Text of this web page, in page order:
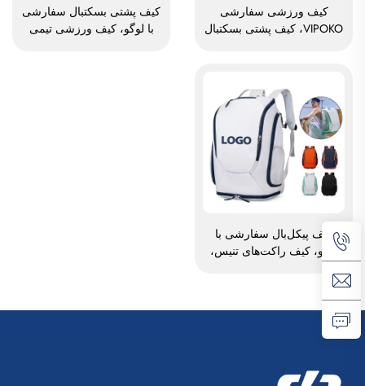
کیف ورزشی سفارشی
VIPOKO، کیف پشتی بسکتبال
کیف پشتی بسکتبال سفارشی
با لوگو، کیف ورزشی تیمی
کیف پیکل‌بال سفارشی با
لوگو، کیف راکت‌های تنیس،